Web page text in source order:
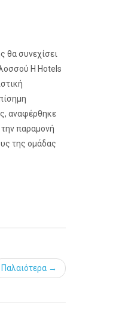
θα συνεχίσει
H Hotels
αναφέρθηκε
παραμονή
της ομάδας
Παλαιότερα →